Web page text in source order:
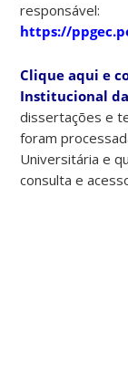
responsável:
https://
Clique aqui e
Institucional da
dissertações e
foram
Universitária e
consulta e